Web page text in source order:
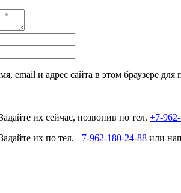
email и адрес сайта в этом браузере
их сейчас, позвонив по тел. +7-
их по тел. +7-962-180-24-88 или